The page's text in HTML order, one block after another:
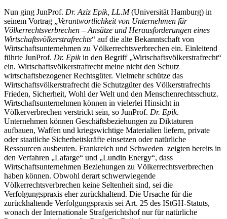
Nun ging JunProf. Dr. Aziz Epik, LL.M(Universität Hamburg) in
seinem Vortrag „Verantwortlichkeit von Unternehmen für
Völkerrechtsverbrechen – Ansätze und Herausforderungen eines
Wirtschaftsvölkerstrafrechts“ auf die alte Bekanntschaft von
Wirtschaftsunternehmen zu Völkerrechtsverbrechen ein. Einleitend
führte JunProf. Dr. Epikin den Begriff „Wirtschaftsvölkerstrafrecht“
ein. Wirtschaftsvölkerstrafrecht meine nicht den Schutz
wirtschaftsbezogener Rechtsgüter. Vielmehr schütze das
Wirtschaftsvölkerstrafrecht die Schutzgüter des Völkerstrafrechts
Frieden, Sicherheit, Wohl der Welt und den Menschenrechtsschutz.
Wirtschaftsunternehmen können in vielerlei Hinsicht in
Völkerverbrechen verstrickt sein, so JunProf. Dr. Epik.
Unternehmen können Geschäftsbeziehungen zu Diktaturen
aufbauen, Waffen und kriegswichtige Materialien liefern, private
oder staatliche Sicherheitskräfte einsetzen oder natürliche
Ressourcen ausbeuten. Frankreich und Schweden zeigten bereits in
den Verfahren „Lafarge“ und „Lundin Energy“, dass
Wirtschaftsunternehmen Beziehungen zu Völkerrechtsverbrechen
haben können. Obwohl derart schwerwiegende
Völkerrechtsverbrechen keine Seltenheit sind, sei die
Verfolgungspraxis eher zurückhaltend. Die Ursache für die
zurückhaltende Verfolgungspraxis sei Art. 25 des IStGH-Statuts,
wonach der Internationale Strafgerichtshof nur für natürliche